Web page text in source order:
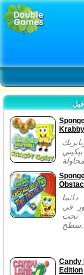
في
تحت
Candy
Edition